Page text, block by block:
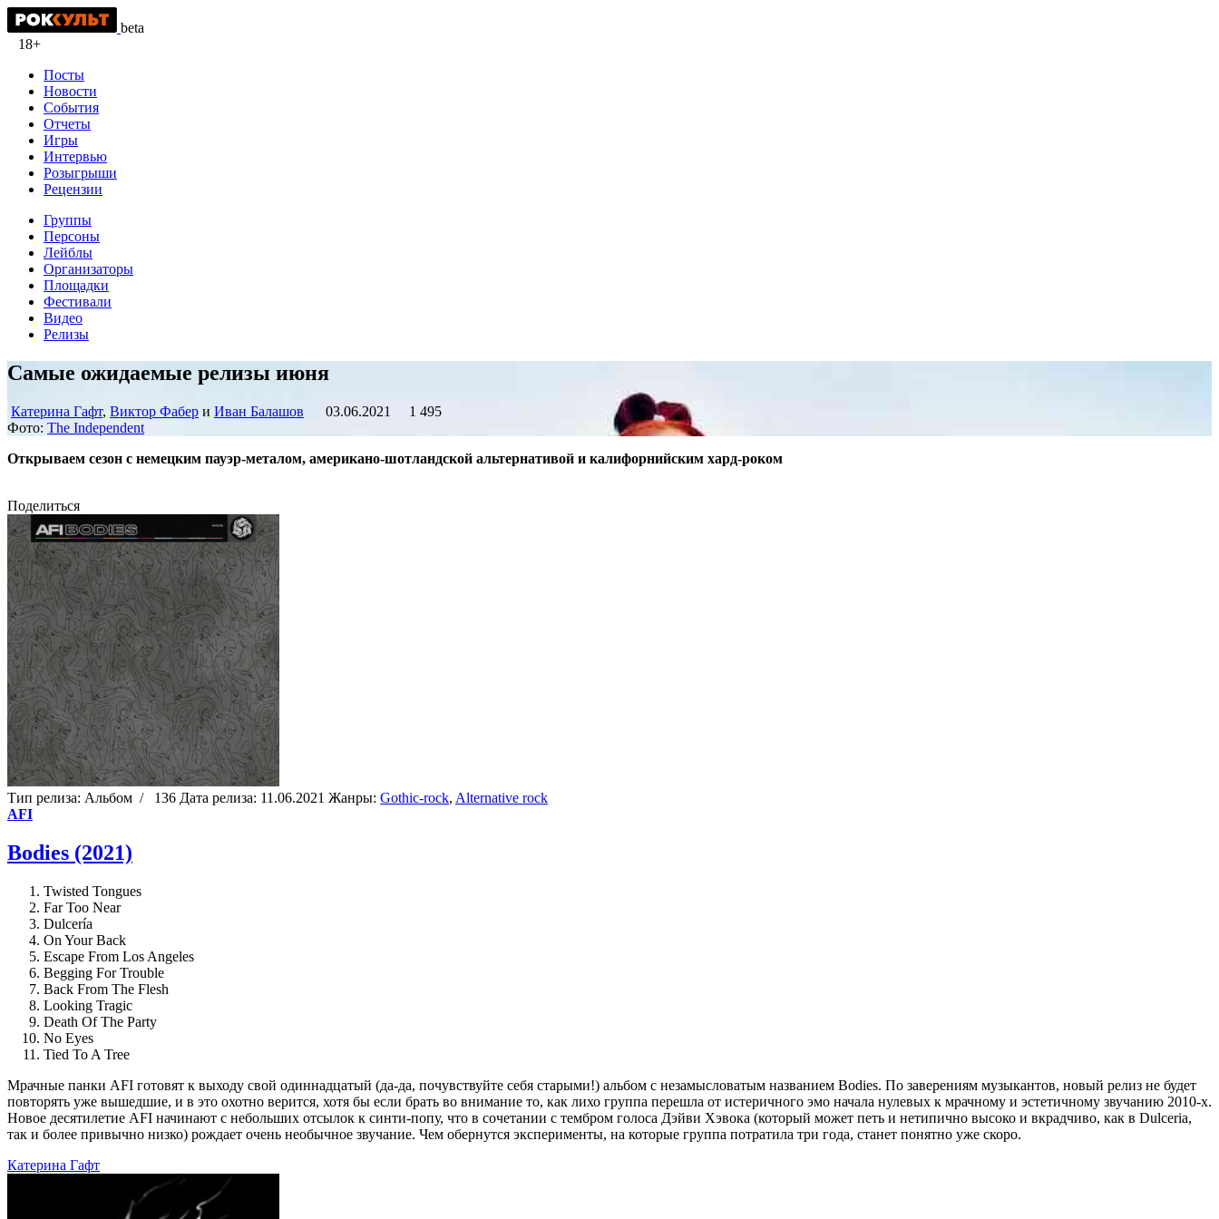
beta
18+
Посты
Новости
События
Отчеты
Игры
Интервью
Розыгрыши
Рецензии
Группы
Персоны
Лейблы
Организаторы
Площадки
Фестивали
Видео
Релизы
Самые ожидаемые релизы июня
Катерина Гафт, Виктор Фабер и Иван Балашов 03.06.2021
1 495
Фото: The Independent
Открываем сезон с немецким пауэр-металом, американо-шотландской альтернативой и калифорнийским хард-роком
Поделиться
Тип релиза: Альбом / 136 Дата релиза: 11.06.2021 Жанры: Gothic-rock, Alternative rock
AFI
Bodies (2021)
Twisted Tongues
Far Too Near
Dulcería
On Your Back
Escape From Los Angeles
Begging For Trouble
Back From The Flesh
Looking Tragic
Death Of The Party
No Eyes
Tied To A Tree
Мрачные панки AFI готовят к выходу свой одиннадцатый (да-да, почувствуйте себя старыми!) альбом с незамысловатым названием Bodies. По заверениям музыкантов, новый релиз не будет
повторять уже вышедшие, и в это охотно верится, хотя бы если брать во внимание то, как лихо группа перешла от истеричного эмо начала нулевых к мрачному и эстетичному звучанию 2010-х.
Новое десятилетие AFI начинают с небольших отсылок к синти-попу, что в сочетании с тембром голоса Дэйви Хэвока (который может петь и нетипично высоко и вкрадчиво, как в Dulceria,
так и более привычно низко) рождает очень необычное звучание. Чем обернутся эксперименты, на которые группа потратила три года, станет понятно уже скоро.
Катерина Гафт